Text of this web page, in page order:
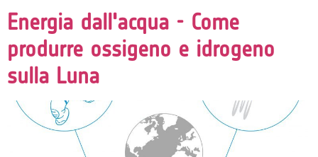
Energia dall'acqua - Come
produrre ossigeno e idrogeno
sulla Luna